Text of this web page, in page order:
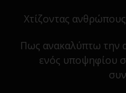
Χτίζοντας
Πως ανακαλύπτω την
ενός υποψηφίου